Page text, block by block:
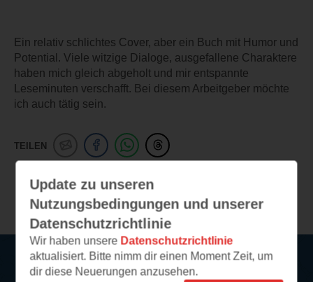
Ein relativ schlichtes Cover, aber ein Buch mit Humor und
Potential. Viele witzige Dialoge, ausgefallene Charaktere
haben mich gleich abgeholt und mir entspannte
Leseminuten verschafft. Bei diesem Arbeitgeber möchte
ich auch tätig sein.
TEILEN
Weitere Leseeindrücke
Update zu unseren
Nutzungsbedingungen und unserer
Datenschutzrichtlinie
Wir haben unsere Datenschutzrichtlinie
aktualisiert. Bitte nimm dir einen Moment Zeit, um
dir diese Neuerungen anzusehen.